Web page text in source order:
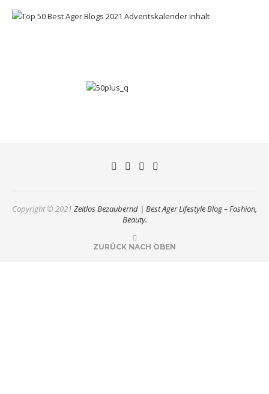
Copyright © 2021 Zeitlos Bezaubernd | Best Ager Lifestyle Blog – Fashion,
Beauty.
ZURÜCK NACH OBEN